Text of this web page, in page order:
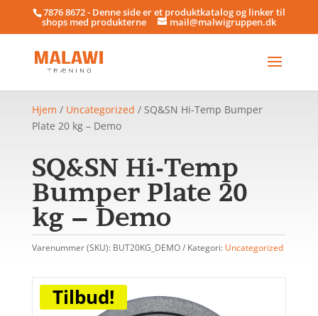
7876 8672 - Denne side er et produktkatalog og linker til
shops med produkterne mail@malwigruppen.dk
Hjem / Uncategorized / SQ&SN Hi-Temp Bumper
Plate 20 kg – Demo
SQ&SN Hi-Temp
Bumper Plate 20
kg – Demo
Varenummer (SKU): BUT20KG_DEMO Kategori: Uncategorized
Tilbud!